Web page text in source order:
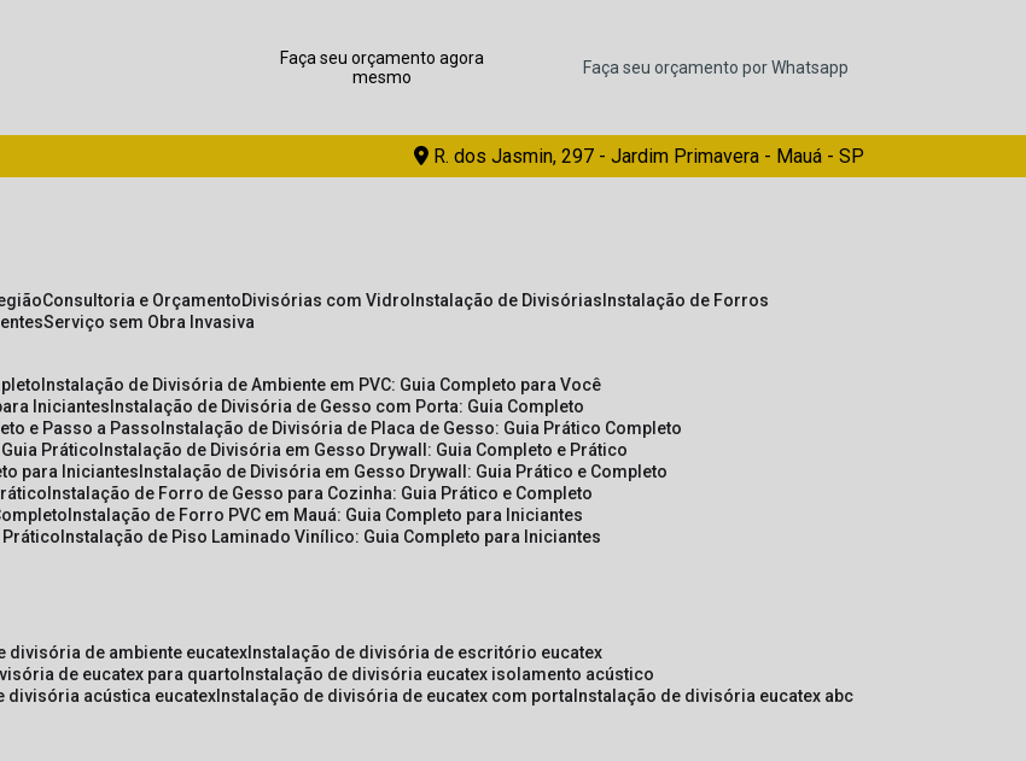
Faça seu orçamento agora
mesmo
Faça seu orçamento por Whatsapp
R. dos Jasmin, 297 - Jardim Primavera - Mauá - SP
Consultoria e Orçamento Divisórias com Vidro Instalação de Divisórias Instalação de Forros
Serviço sem Obra Invasiva
Instalação de Divisória de Ambiente em PVC: Guia Completo para Você
Iniciantes Instalação de Divisória de Gesso com Porta: Guia Completo
e Passo a Passo Instalação de Divisória de Placa de Gesso: Guia Prático Completo
Prático Instalação de Divisória em Gesso Drywall: Guia Completo e Prático
para Iniciantes Instalação de Divisória em Gesso Drywall: Guia Prático e Completo
Instalação de Forro de Gesso para Cozinha: Guia Prático e Completo
Instalação de Forro PVC em Mauá: Guia Completo para Iniciantes
Prático Instalação de Piso Laminado Vinílico: Guia Completo para Iniciantes
divisória de ambiente eucatex instalação de divisória de escritório eucatex
de eucatex para quarto instalação de divisória eucatex isolamento acústico
divisória acústica eucatex instalação de divisória de eucatex com porta instalação de divisória eucatex abc